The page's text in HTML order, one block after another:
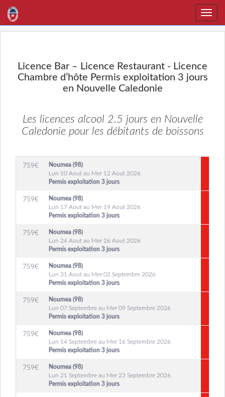
Toggle
Licence Bar – Licence Restaurant - Licence
Chambre d’hôte Permis exploitation 3 jours
en Nouvelle Caledonie
Les licences alcool 2.5 jours en Nouvelle
Caledonie pour les débitants de boissons
759€
Noumea (98)
Lun 10 Aout au Mer 12 Aout 2026
Permis exploitation 3 jours
759€
Noumea (98)
Lun 17 Aout au Mer 19 Aout 2026
Permis exploitation 3 jours
759€
Noumea (98)
Lun 24 Aout au Mer 26 Aout 2026
Permis exploitation 3 jours
759€
Noumea (98)
Lun 31 Aout au Mer 02 Septembre 2026
Permis exploitation 3 jours
759€
Noumea (98)
Lun 07 Septembre au Mer 09 Septembre 2026
Permis exploitation 3 jours
759€
Noumea (98)
Lun 14 Septembre au Mer 16 Septembre 2026
Permis exploitation 3 jours
759€
Noumea (98)
Lun 21 Septembre au Mer 23 Septembre 2026
Permis exploitation 3 jours